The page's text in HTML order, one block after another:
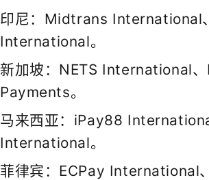
印尼：Midtrans International
International。
新加坡：NETS International
Payments。
马来西亚：iPay88
International。
菲律宾：ECPay International